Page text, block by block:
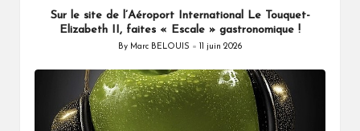
Sur le site de l’Aéroport International Le Touquet-
Elizabeth II, faites « Escale » gastronomique !
Posted
By Marc BELOUIS 11 juin 2026